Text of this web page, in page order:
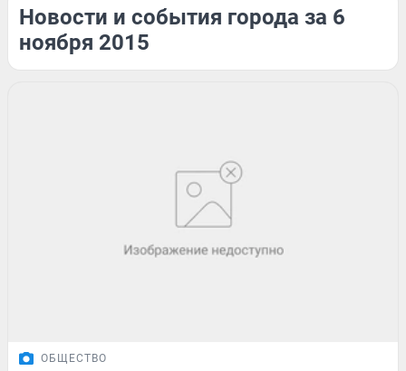
Новости и события города за 6
ноября 2015
ОБЩЕСТВО